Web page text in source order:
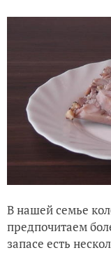
В нашей семье
предпочитаем
запасе есть